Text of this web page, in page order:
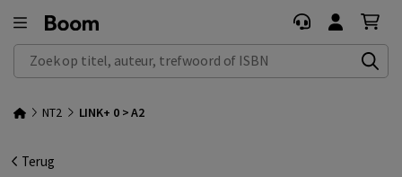
Zoek op titel, auteur, trefwoord of ISBN
NT2 LINK+ 0 > A2
Terug